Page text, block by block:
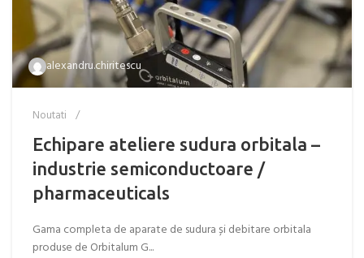
alexandru.chiritescu
Noutati
Echipare ateliere sudura orbitala –
industrie semiconductoare /
pharmaceuticals
Gama completa de aparate de sudura și debitare orbitala
produse de Orbitalum G...